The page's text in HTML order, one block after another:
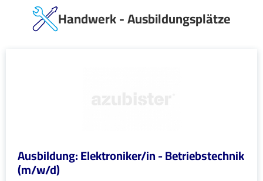
Handwerk - Ausbildungsplätze
Ausbildung: Elektroniker/in - Betriebstechnik
(m/w/d)